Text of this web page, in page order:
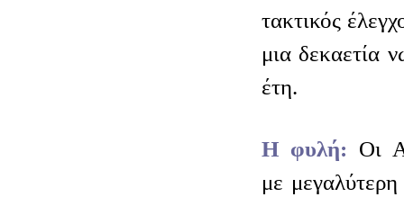
τακτικός
μια δεκαετία
έτη.
Η φυλή: Οι
με